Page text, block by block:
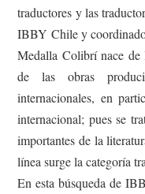
traductores y las
IBBY Chile y
Medalla Colibrí nace de
de las obras
internacionales, en
internacional; pues se
importantes de la
línea surge la categoría
En esta búsqueda de